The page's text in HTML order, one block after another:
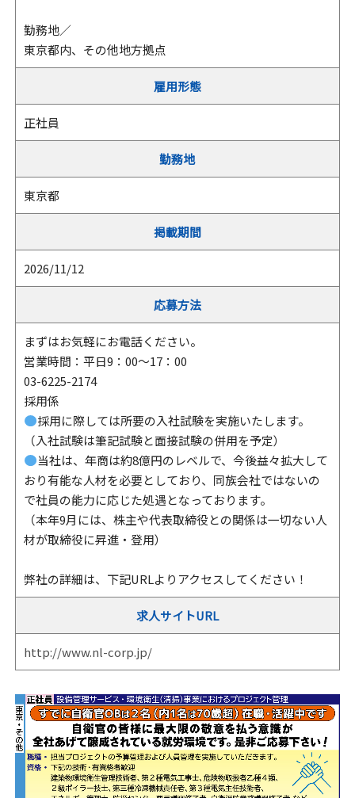
勤務地／
東京都内、その他地方拠点
雇用形態
正社員
勤務地
東京都
掲載期間
2026/11/12
応募方法
まずはお気軽にお電話ください。
営業時間：平日9：00～17：00
03-6225-2174
採用係
採用に際しては所要の入社試験を実施いたします。
（入社試験は筆記試験と面接試験の併用を予定）
当社は、年商は約8億円のレベルで、今後益々拡大して
おり有能な人材を必要としており、同族会社ではないの
で社員の能力に応じた処遇となっております。
（本年9月には、株主や代表取締役との関係は一切ない人
材が取締役に昇進・登用）
弊社の詳細は、下記URLよりアクセスしてください！
求人サイトURL
http://www.nl-corp.jp/